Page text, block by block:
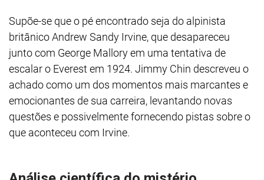
Supõe-se que o pé encontrado seja do alpinista
britânico Andrew Sandy Irvine, que desapareceu
junto com George Mallory em uma tentativa de
escalar o Everest em 1924. Jimmy Chin descreveu o
achado como um dos momentos mais marcantes e
emocionantes de sua carreira, levantando novas
questões e possivelmente fornecendo pistas sobre o
que aconteceu com Irvine.